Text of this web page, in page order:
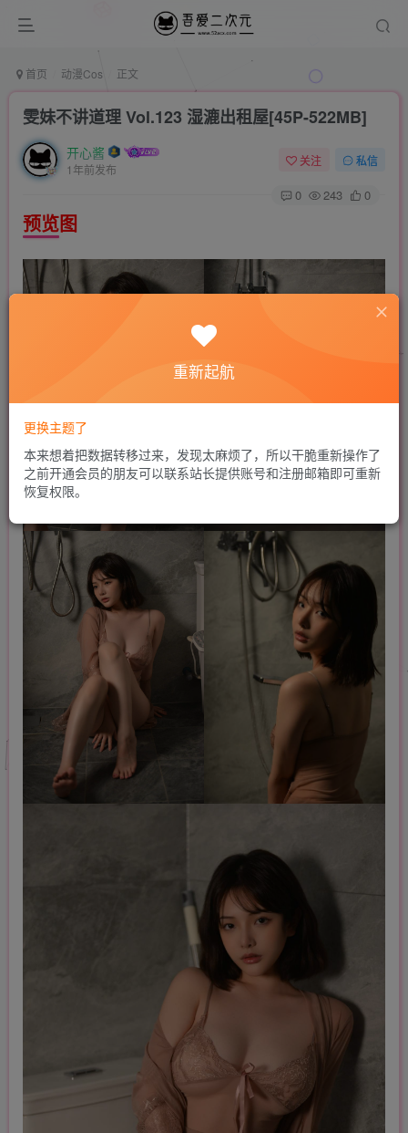
首页 动漫Cos 正文
雯妹不讲道理 Vol.123 湿漉出租屋[45P-522MB]
开心酱
1年前发布
关注 私信
0 243 0
预览图
重新起航
更换主题了
本来想着把数据转移过来，发现太麻烦了，所以干脆重新操作了
之前开通会员的朋友可以联系站长提供账号和注册邮箱即可重新
恢复权限。